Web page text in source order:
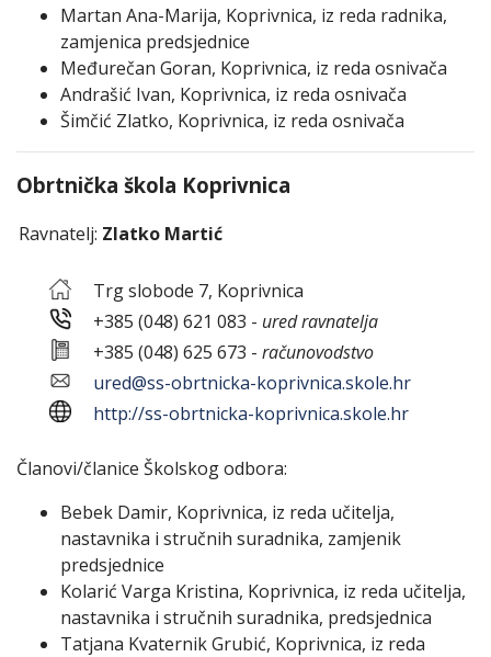
Martan Ana-Marija, Koprivnica, iz reda radnika,
zamjenica predsjednice
Međurečan Goran, Koprivnica, iz reda osnivača
Andrašić Ivan, Koprivnica, iz reda osnivača
Šimčić Zlatko, Koprivnica, iz reda osnivača
Obrtnička škola Koprivnica
Ravnatelj: Zlatko Martić
Trg slobode 7, Koprivnica
+385 (048) 621 083 - ured ravnatelja
+385 (048) 625 673 - računovodstvo
ured@ss-obrtnicka-koprivnica.skole.hr
http://ss-obrtnicka-koprivnica.skole.hr
Članovi/članice Školskog odbora:
Bebek Damir, Koprivnica, iz reda učitelja,
nastavnika i stručnih suradnika, zamjenik
predsjednice
Kolarić Varga Kristina, Koprivnica, iz reda učitelja,
nastavnika i stručnih suradnika, predsjednica
Tatjana Kvaternik Grubić, Koprivnica, iz reda